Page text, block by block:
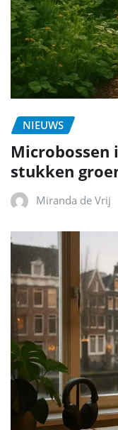
NIEUWS
Microbossen
stukken
Miranda de Vrij